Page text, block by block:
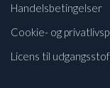
Handelsbetingelser
Cookie- og
Licens til